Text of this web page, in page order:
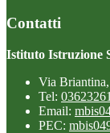
Contatti
Istituto Istruzione
Via
Tel:
Email:
PEC: